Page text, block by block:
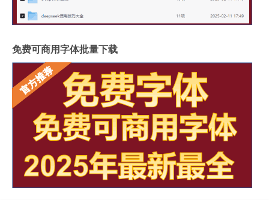
免费可商用字体批量下载